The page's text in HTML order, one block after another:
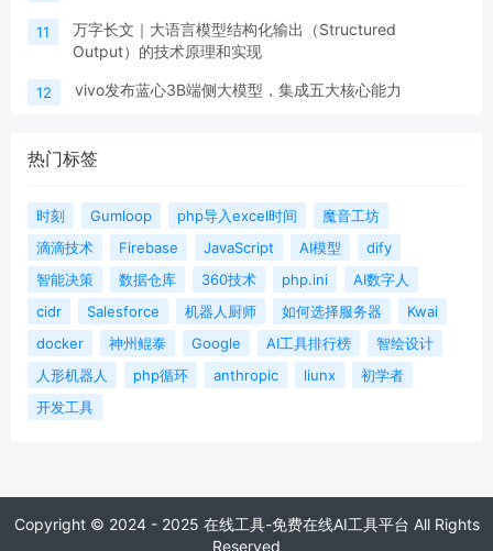
11
万字长文｜大语言模型结构化输出（Structured
Output）的技术原理和实现
12 vivo发布蓝心3B端侧大模型，集成五大核心能力
热门标签
时刻 Gumloop php导入excel时间
魔音工坊
滴滴技术
Firebase JavaScript AI模型
dify
智能决策
数据仓库 360技术 php.ini
AI数字人
cidr
Salesforce 机器人厨师 如何选择服务器
Kwai
docker
神州鲲泰 Google AI工具排行榜
智绘设计
人形机器人
php循环 anthropic liunx
初学者
开发工具
Copyright © 2024 - 2025 在线工具-免费在线AI工具平台 All Rights
Reserved